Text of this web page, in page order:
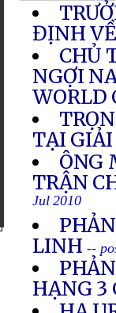
ĐỊNH
CHỦ
NGỢI
WORLD
TẠI GIẢI
ÔNG
TRẬN
Jul 2010
LINH --
HẠNG 3